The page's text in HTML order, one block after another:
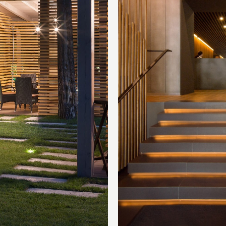
Дякуємо вам!
на розрахунок вартості вже надіслано. Ми зв'яжемося
незабаром.
OK
OK